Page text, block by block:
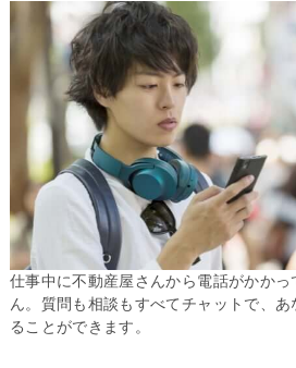
仕事中に不動産屋さんから電話がかか
ん。質問も相談もすべてチャットで、
ることができます。